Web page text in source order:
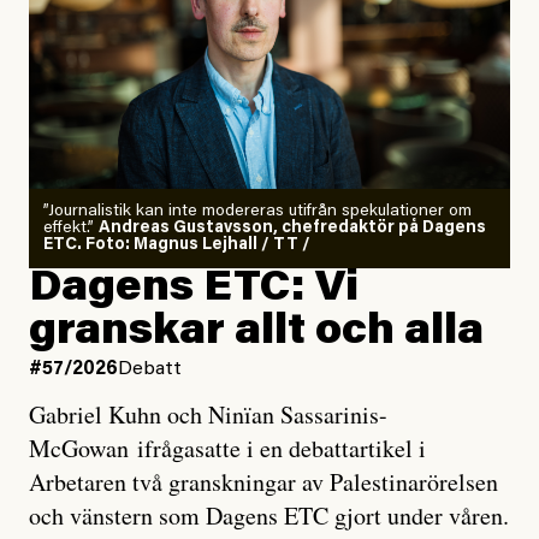
”Journalistik kan inte modereras utifrån spekulationer om
effekt.” Andreas Gustavsson, chefredaktör på Dagens
ETC. Foto: Magnus Lejhall / TT /
Dagens ETC: Vi
granskar allt och alla
#57/2026 Debatt
Gabriel Kuhn och Ninïan Sassarinis-
McGowan ifrågasatte i en debattartikel i
Arbetaren två granskningar av Palestinarörelsen
och vänstern som Dagens ETC gjort under våren.